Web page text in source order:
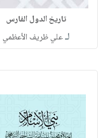
تاريخ الدول الفارس
لـعلي ظريف الأعظمي